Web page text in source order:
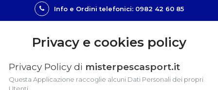
Info e Ordini telefonici: 0982 42 60 85
Privacy e cookies policy
Privacy Policy di misterpescasport.it
Questa Applicazione raccoglie alcuni Dati Personali dei propri